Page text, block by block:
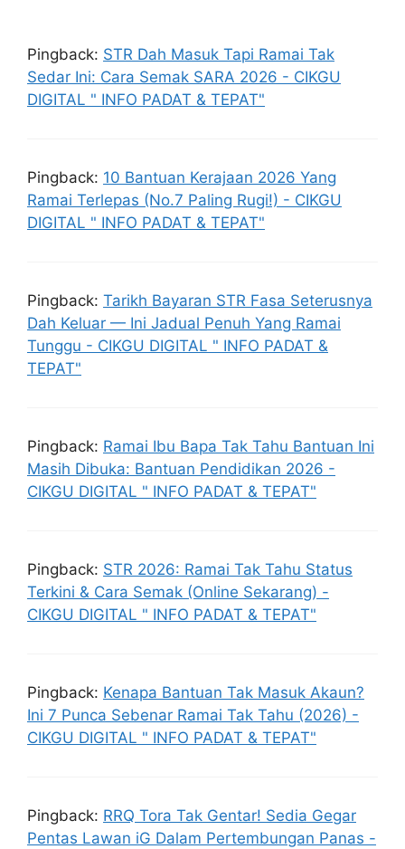
Pingback: STR Dah Masuk Tapi Ramai Tak
Sedar Ini: Cara Semak SARA 2026 - CIKGU
DIGITAL " INFO PADAT & TEPAT"
Pingback: 10 Bantuan Kerajaan 2026 Yang
Ramai Terlepas (No.7 Paling Rugi!) - CIKGU
DIGITAL " INFO PADAT & TEPAT"
Pingback: Tarikh Bayaran STR Fasa Seterusnya
Dah Keluar — Ini Jadual Penuh Yang Ramai
Tunggu - CIKGU DIGITAL " INFO PADAT &
TEPAT"
Pingback: Ramai Ibu Bapa Tak Tahu Bantuan Ini
Masih Dibuka: Bantuan Pendidikan 2026 -
CIKGU DIGITAL " INFO PADAT & TEPAT"
Pingback: STR 2026: Ramai Tak Tahu Status
Terkini & Cara Semak (Online Sekarang) -
CIKGU DIGITAL " INFO PADAT & TEPAT"
Pingback: Kenapa Bantuan Tak Masuk Akaun?
Ini 7 Punca Sebenar Ramai Tak Tahu (2026) -
CIKGU DIGITAL " INFO PADAT & TEPAT"
Pingback: RRQ Tora Tak Gentar! Sedia Gegar
Pentas Lawan iG Dalam Pertembungan Panas -